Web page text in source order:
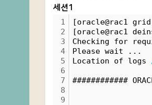
세션1
1
2
3
4
5
6
7
8
9
[oracle@rac1
[oracle@rac1
Checking for
Please wait ...
Location of logs
############